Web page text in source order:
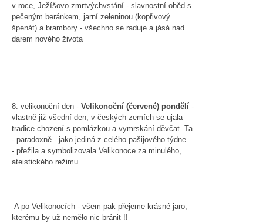
v roce, Ježíšovo zmrtvýchvstání - slavnostní oběd s
pečeným beránkem, jarní zeleninou (kopřivový
špenát) a brambory - všechno se raduje a jásá nad
darem nového života
8. velikonoční den - Velikonoční (červené) pondělí -
vlastně již všední den, v českých zemích se ujala
tradice chození s pomlázkou a vymrskání děvčat. Ta
- paradoxně - jako jediná z celého pašijového týdne
- přežila a symbolizovala Velikonoce za minulého,
ateistického režimu.
A po Velikonocích - všem pak přejeme krásné jaro,
kterému by už nemělo nic bránit !!